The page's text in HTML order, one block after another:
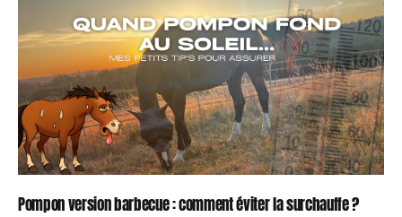
Pompon version barbecue : comment éviter la surchauffe ?